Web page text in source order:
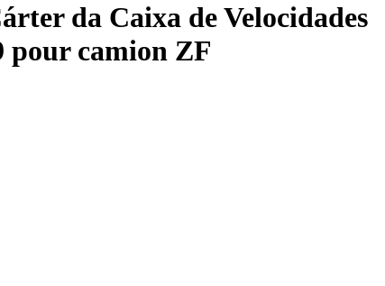
da Caixa de Velocidades
pour camion ZF